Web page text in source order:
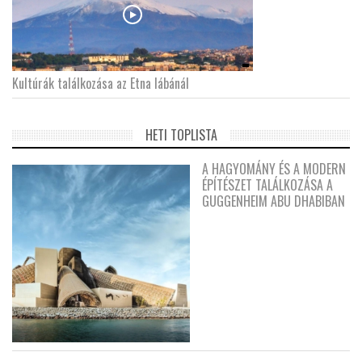
Kultúrák találkozása az Etna lábánál
HETI TOPLISTA
A HAGYOMÁNY ÉS A MODERN
ÉPÍTÉSZET TALÁLKOZÁSA A
GUGGENHEIM ABU DHABIBAN